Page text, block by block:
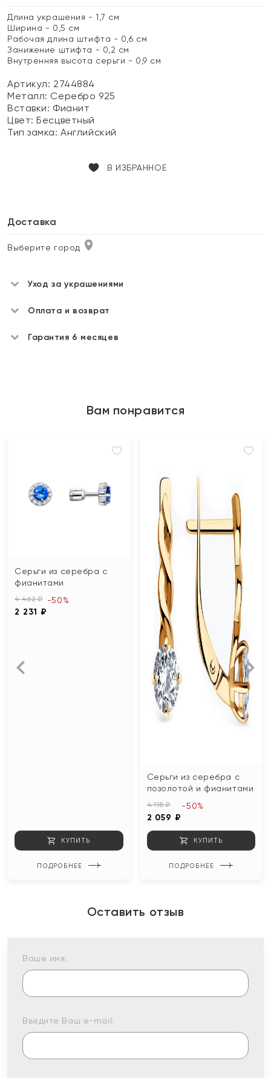
Длина украшения - 1,7 см
Ширина - 0,5 см
Рабочая длина штифта - 0,6 см
Занижение штифта - 0,2 см
Внутренняя высота серьги - 0,9 см
Артикул: 2744884
Металл: Серебро 925
Вставки: Фианит
Цвет:Бесцветный
Тип замка:Английский
В ИЗБРАННОЕ
Доставка
Выберите город
Уход за украшениями
Оплата и возврат
Гарантия 6 месяцев
Вам понравится
Серьги из серебра с
фианитами
4 462 ₽
2 231 ₽
-50%
КУПИТЬ
ПОДРОБНЕЕ
Серьги из серебра с
позолотой и фианитами
4 118 ₽
2 059 ₽
-50%
КУПИТЬ
ПОДРОБНЕЕ
Оставить отзыв
Ваше имя:
Введите Ваш e-mail: